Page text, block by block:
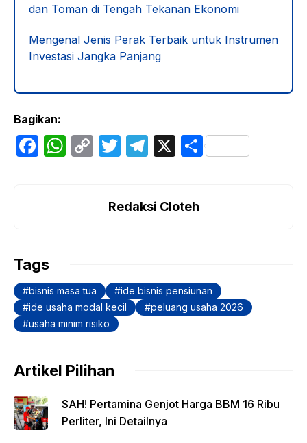
dan Toman di Tengah Tekanan Ekonomi
Mengenal Jenis Perak Terbaik untuk Instrumen
Investasi Jangka Panjang
Bagikan:
F
o
o
k
W
p
C
k
T
er
T
gr
X S
Redaksi Cloteh
Tags
bisnis masa tua
ide bisnis pensiunan
ide usaha modal kecil
peluang usaha 2026
usaha minim risiko
Artikel Pilihan
SAH! Pertamina Genjot Harga BBM 16 Ribu
Perliter, Ini Detailnya